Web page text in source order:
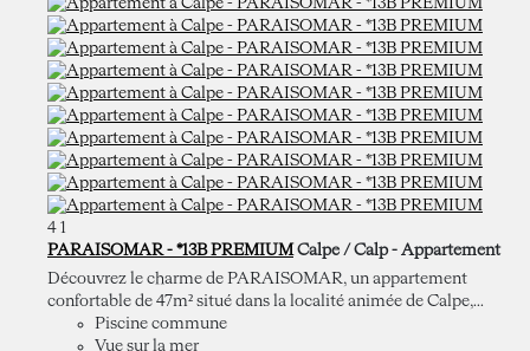
4 1
PARAISOMAR - *13B PREMIUM Calpe / Calp - Appartement
Découvrez le charme de PARAISOMAR, un appartement
confortable de 47m² situé dans la localité animée de Calpe,...
Piscine commune
Vue sur la mer